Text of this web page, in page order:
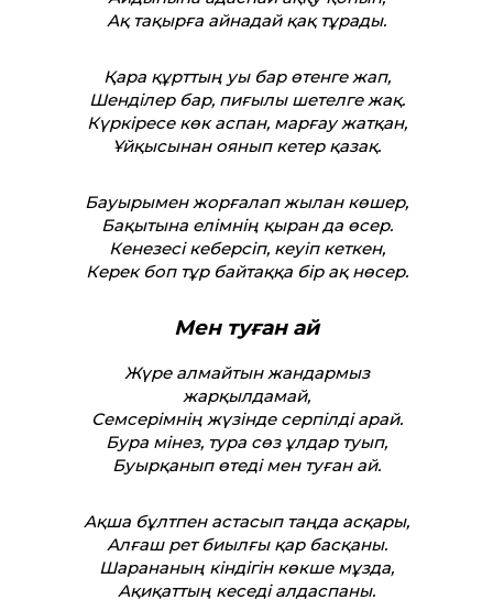
Ақ тақырға айнадай қақ тұрады.
Қара құрт­тың уы бар өтенге жап,
Шенділер бар, пиғылы шетелге жақ.
Күркіресе көк аспан, марғау жатқан,
Ұйқысынан оянып кетер қазақ.
Бауырымен жорғалап жылан көшер,
Бақытына елімнің қыран да өсер.
Кенезесі кеберсіп, кеуіп кеткен,
Керек боп тұр байтаққа бір ақ нөсер.
Мен туған ай
Жүре алмайтын жандармыз
жарқылдамай,
Семсерімнің жүзінде серпілді арай.
Бура мінез, тура сөз ұлдар туып,
Буырқанып өтеді мен туған ай.
Ақша бұлтпен астасып таңда асқары,
Алғаш рет биылғы қар басқаны.
Шарананың кіндігін көкше мұзда,
Ақиқат­тың кеседі алдаспаны.